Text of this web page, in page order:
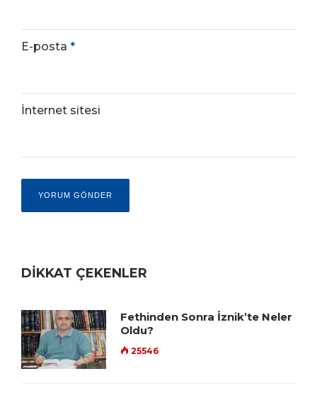
E-posta *
İnternet sitesi
DİKKAT ÇEKENLER
Fethinden Sonra İznik’te Neler
Oldu?
25546